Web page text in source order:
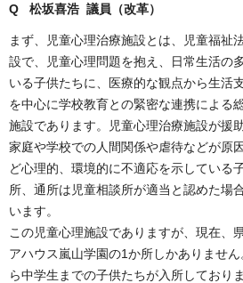
Q 松坂喜浩 議員（改革）
まず、児童心理治療施設とは、児童福祉
設で、児童心理問題を抱え、日常生活の
いる子供たちに、医療的な観点から生活
を中心に学校教育との緊密な連携による
施設であります。児童心理治療施設が援
家庭や学校での人間関係や虐待などが原
ど心理的、環境的に不適応を示している
所、通所は児童相談所が適当と認めた場
います。
この児童心理施設でありますが、現在、
アハウス嵐山学園の1か所しかありませ
ら中学生までの子供たちが入所しており